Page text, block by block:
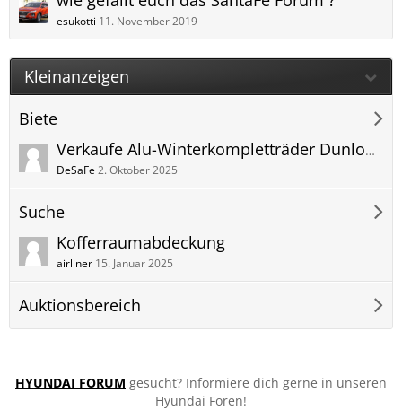
esukotti 11. November 2019
Kleinanzeigen
Biete
Verkaufe Alu-Winterkompletträder Dunlop 235/55R19 105V
DeSaFe2. Oktober 2025
Suche
Kofferraumabdeckung
airliner 15. Januar 2025
Auktionsbereich
HYUNDAI FORUM gesucht? Informiere dich gerne in unseren
Hyundai Foren!